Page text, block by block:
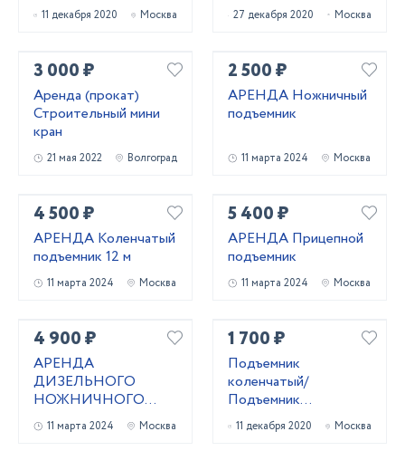
11 декабря 2020 Москва 27 декабря 2020 Москва
3 000 ₽
Аренда (прокат)
Строительный мини
кран
21 мая 2022 Волгоград
2 500 ₽
АРЕНДА Ножничный
подъемник
11 марта 2024 Москва
4 500 ₽
АРЕНДА Коленчатый
подъемник 12 м
11 марта 2024 Москва
5 400 ₽
АРЕНДА Прицепной
подъемник
11 марта 2024 Москва
4 900 ₽
АРЕНДА
ДИЗЕЛЬНОГО
НОЖНИЧНОГО
ПОДЪЕМНИКА
11 марта 2024 Москва
1 700 ₽
Подъемник
коленчатый/
Подъемник
ножничный в аренду
11 декабря 2020 Москва